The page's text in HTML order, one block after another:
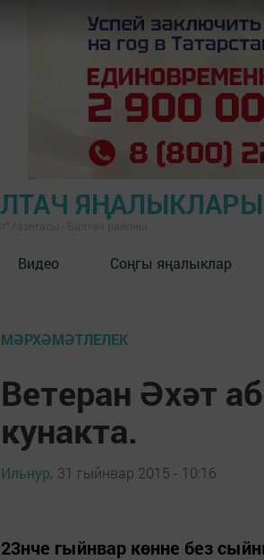
ЯҢАЛЫКЛАРЫ
Видео Соңгы яңалыклар
МӘРХӘМӘТЛЕЛЕК
Ветеран Әхәт
кунакта.
Ильнур, 31 гыйнвар 2015 - 10:16
23нче гыйнвар көнне без